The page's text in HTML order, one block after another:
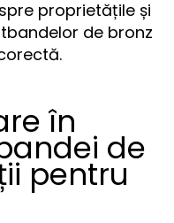
proprietățile și
de bronz
în
de
pentru